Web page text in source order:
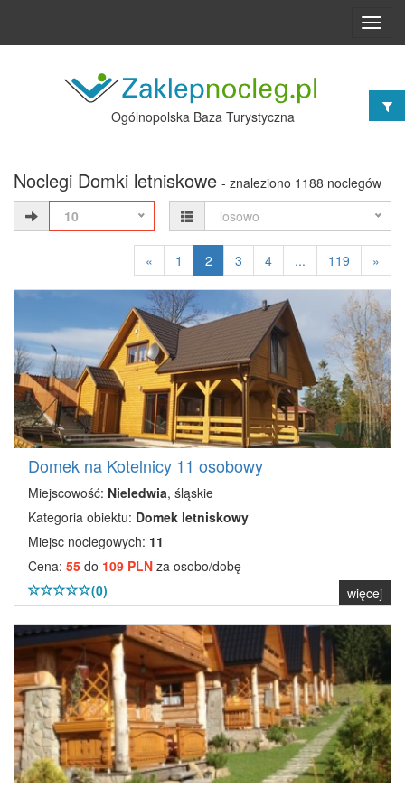
Ogólnopolska Baza Turystyczna
Noclegi Domki letniskowe - znaleziono 1188 noclegów
10
losowo
« 1 2 3 4 ... 119 »
Domek na Kotelnicy 11 osobowy
Miejscowość: Nieledwia, śląskie
Kategoria obiektu: Domek letniskowy
Miejsc noclegowych: 11
Cena: 55 do 109 PLN za osobo/dobę
(0)
więcej